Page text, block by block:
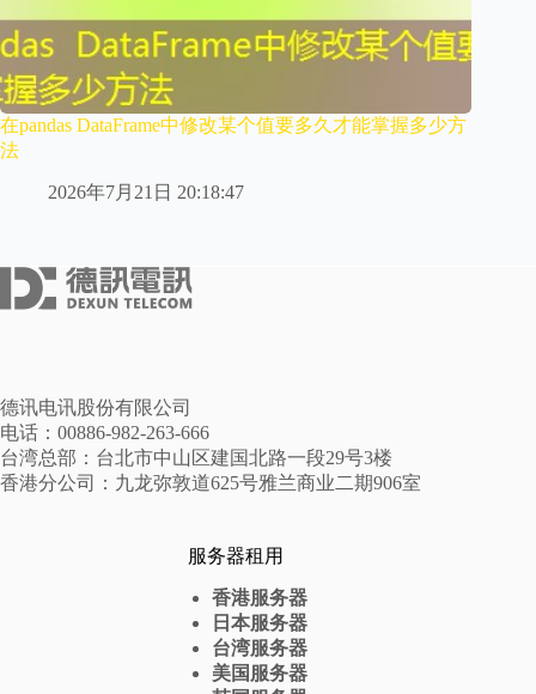
在pandas DataFrame中修改某个值要多久才能掌握多少方
法
2026年7月21日 20:18:47
德讯电讯股份有限公司
电话：00886-982-263-666
台湾总部：台北市中山区建国北路一段29号3楼
香港分公司：九龙弥敦道625号雅兰商业二期906室
服务器租用
香港服务器
日本服务器
台湾服务器
美国服务器